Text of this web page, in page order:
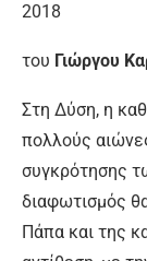
2018
του Γιώργου
Στη Δύση, η
πολλούς
συγκρότησης
διαφωτισμός
Πάπα και της